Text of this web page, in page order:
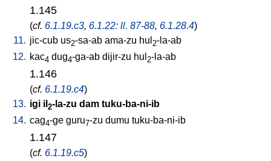
1.145
(cf. 6.1.19.c3, 6.1.22: ll. 87-88, 6.1.28.4)
11. jic-cub us2-sa-ab ama-zu hul 2-la-ab
12. kac4 dug4-ga-ab dijir-zu hul 2-la-ab
1.146
(cf. 6.1.19.c4)
13. igi il 2-la-zu dam tuku-ba-ni-ib
14. cag4-ge guru7-zu dumu tuku-ba-ni-ib
1.147
(cf. 6.1.19.c5)